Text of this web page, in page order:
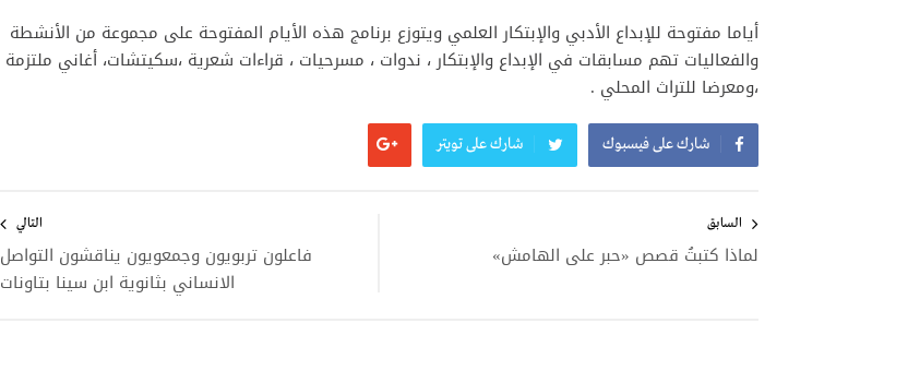
أياما مفتوحة للإبداع الأدبي والإبتكار العلمي ويتوزع برنامج هذه الأيام المفتوحة على مجموعة من الأنشطة
والفعاليات تهم مسابقات في الإبداع والإبتكار ، ندوات ، مسرحيات ، قراءات شعرية ،سكيتشات، أغاني ملتزمة
،ومعرضا للتراث المحلي .
شارك على فيسبوك شارك على تويتر
المقالات
السابق
لماذا كتبتُ قصص «حبر على الهامش»
التالي
فاعلون تربويون وجمعويون يناقشون التواصل
الانساني بثانوية ابن سينا بتاونات